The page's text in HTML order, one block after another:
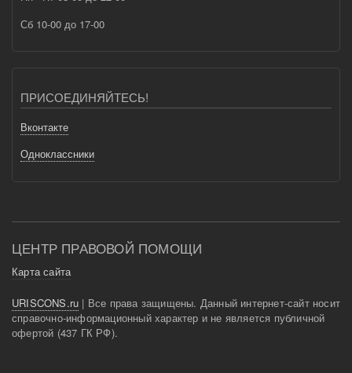
Сб 10-00 до 17-00
ПРИСОЕДИНЯЙТЕСЬ!
Вконтакте
Одноклассники
ЦЕНТР ПРАВОВОЙ ПОМОЩИ
Карта сайта
URISCONS.ru | Все права защищены. Данный интернет-сайт носит
справочно-информационный характер и не является публичной
офертой (437 ГК РФ).